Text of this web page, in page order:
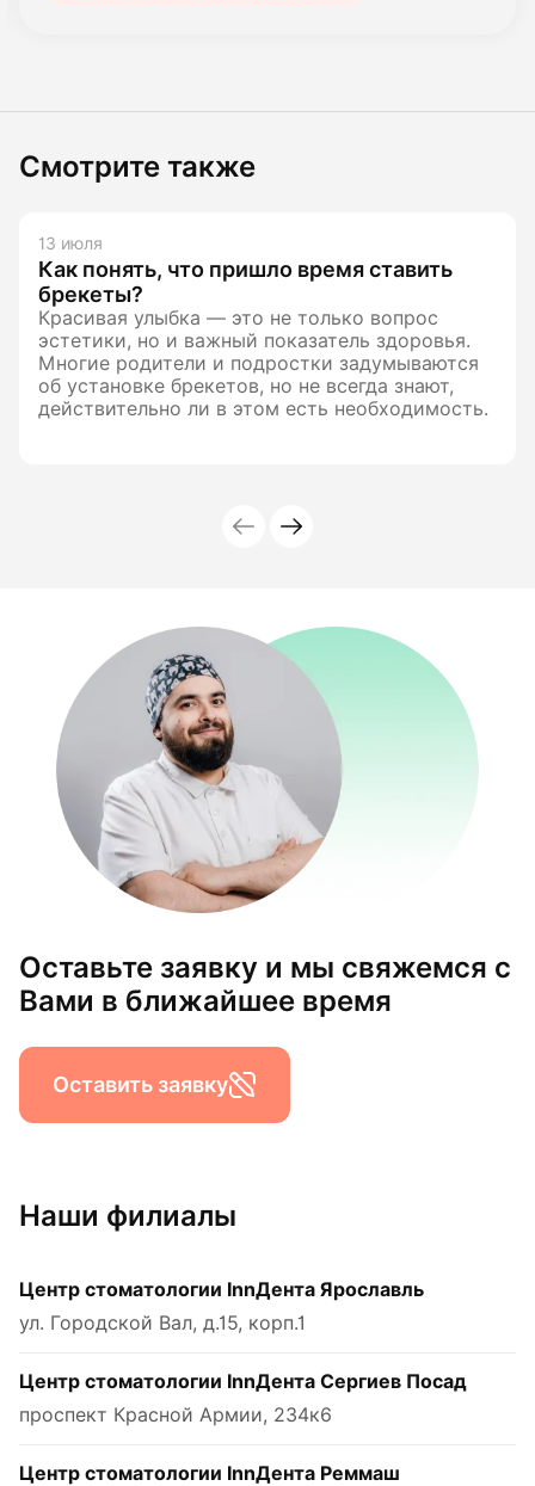
Смотрите также
13 июля
Как понять, что пришло время ставить
брекеты?
Красивая улыбка — это не только вопрос
эстетики, но и важный показатель здоровья.
Многие родители и подростки задумываются
об установке брекетов, но не всегда знают,
действительно ли в этом есть необходимость.
Оставьте заявку и мы свяжемся с
Вами в ближайшее время
Оставить заявку
Наши филиалы
Центр стоматологии InnДента Ярославль
ул. Городской Вал, д.15, корп.1
Центр стоматологии InnДента Сергиев Посад
проспект Красной Армии, 234к6
Центр стоматологии InnДента Реммаш